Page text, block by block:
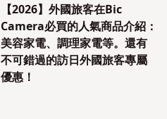
【2026】外國旅客在Bic
Camera必買的人氣商品介紹：
美容家電、調理家電等。還有
不可錯過的訪日外國旅客專屬
優惠！